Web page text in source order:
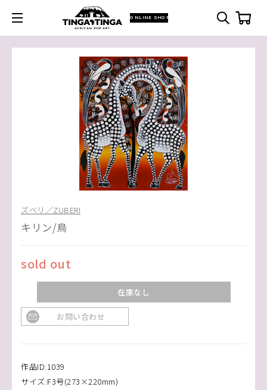
ONLINE SHOP
ズベリ／ZUBERI
キリン/鳥
sold out
在庫なし
お問い合わせ
作品ID:1039
サイズ:F3号(273×220mm)